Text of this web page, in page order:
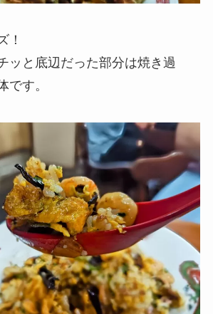
！
ッと底辺だった部分は焼き過
です。